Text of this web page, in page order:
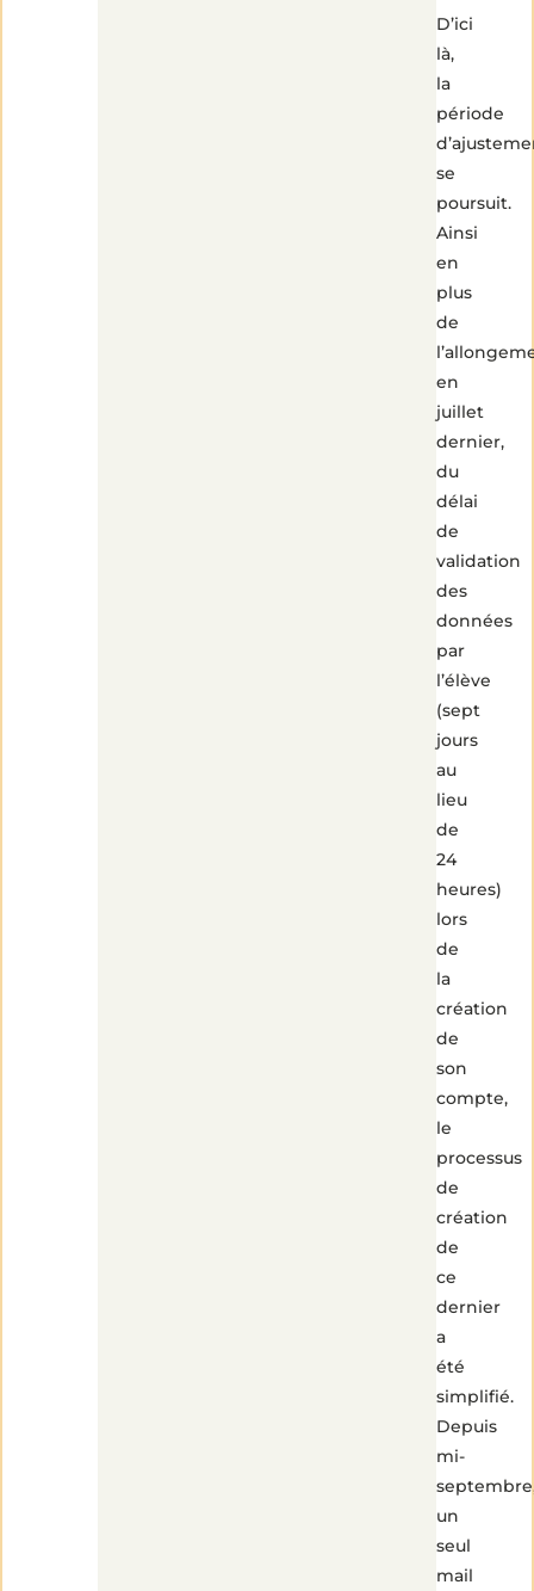
D’ici
là,
la
période
se
poursuit.
Ainsi
en
plus
de
en
juillet
dernier,
du
délai
de
validation
des
données
par
l’élève
(sept
jours
au
lieu
de
24
heures)
lors
de
la
création
de
son
compte,
le
processus
de
création
de
ce
dernier
a
été
simplifié.
Depuis
mi-
un
seul
mail